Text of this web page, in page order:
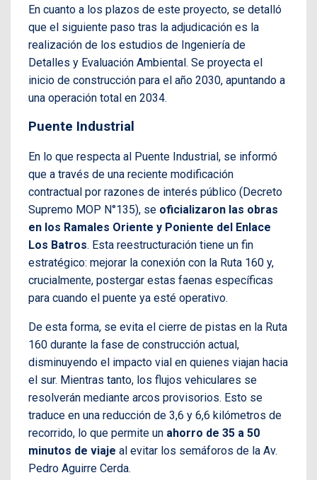
En cuanto a los plazos de este proyecto, se detalló
que el siguiente paso tras la adjudicación es la
realización de los estudios de Ingeniería de
Detalles y Evaluación Ambiental. Se proyecta el
inicio de construcción para el año 2030, apuntando a
una operación total en 2034.
Puente Industrial
En lo que respecta al Puente Industrial, se informó
que a través de una reciente modificación
contractual por razones de interés público (Decreto
Supremo MOP N°135), se oficializaron las obras
en los Ramales Oriente y Poniente del Enlace
Los Batros. Esta reestructuración tiene un fin
estratégico: mejorar la conexión con la Ruta 160 y,
crucialmente, postergar estas faenas específicas
para cuando el puente ya esté operativo.
De esta forma, se evita el cierre de pistas en la Ruta
160 durante la fase de construcción actual,
disminuyendo el impacto vial en quienes viajan hacia
el sur. Mientras tanto, los flujos vehiculares se
resolverán mediante arcos provisorios. Esto se
traduce en una reducción de 3,6 y 6,6 kilómetros de
recorrido, lo que permite un ahorro de 35 a 50
minutos de viaje al evitar los semáforos de la Av.
Pedro Aguirre Cerda.